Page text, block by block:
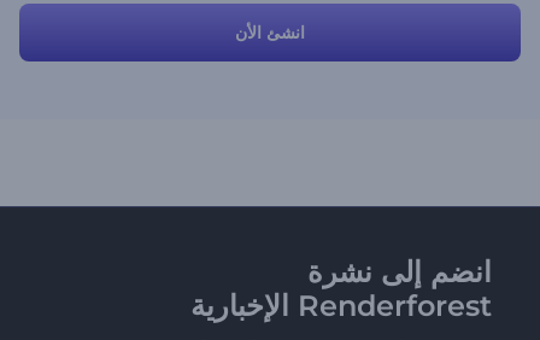
انشئ الأن
انضم إلى نشرة
Renderforest الإخبارية